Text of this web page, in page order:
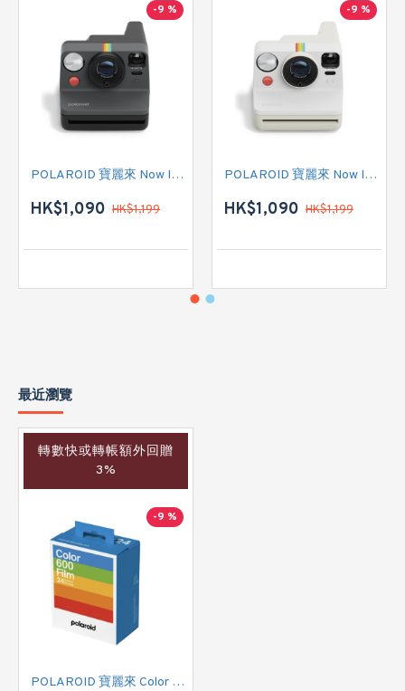
-9 %
POLAROID 寶麗來 Now Instant Camera Generation 3 (009154) 即影即有相機 (黑色)
HK$1,090 HK$1,199
-9 %
POLAROID 寶麗來 Now Instant Camera Generation 3 (009155) 即影即有相機 (卵石白色)
HK$1,090 HK$1,199
最近瀏覽
轉數快或轉帳額外回贈
3%
-9 %
POLAROID 寶麗來 Color Film for 600 - Triple Pack 白框 (006273) 即影即有菲林相紙